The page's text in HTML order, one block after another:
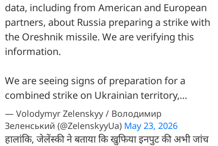
data, including from American and European
partners, about Russia preparing a strike with
the Oreshnik missile. We are verifying this
information.
We are seeing signs of preparation for a
combined strike on Ukrainian territory,…
— Volodymyr Zelenskyy / Володимир
Зеленський (@ZelenskyyUa) May 23, 2026
हालांकि, जेलेंस्की ने बताया कि खुफिया इनपुट की अभी जांच